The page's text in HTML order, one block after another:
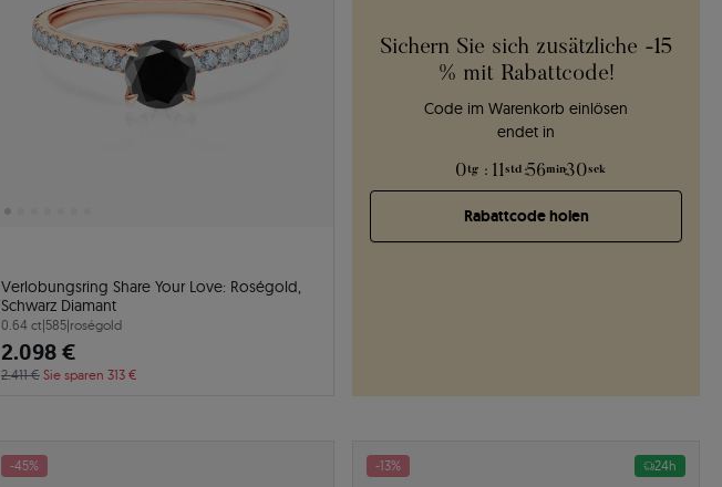
Sichern Sie sich zusätzliche -15
% mit Rabattcode!
Code im Warenkorb einlösen
endet in
0 tg : 11std :56min:28sek
Rabattcode holen
Verlobungsring Share Your Love: Roségold,
Schwarz Diamant
0.64 ct|585|roségold
2.098 €
2.411 € Sie sparen 313 €
-45% -13% 24h